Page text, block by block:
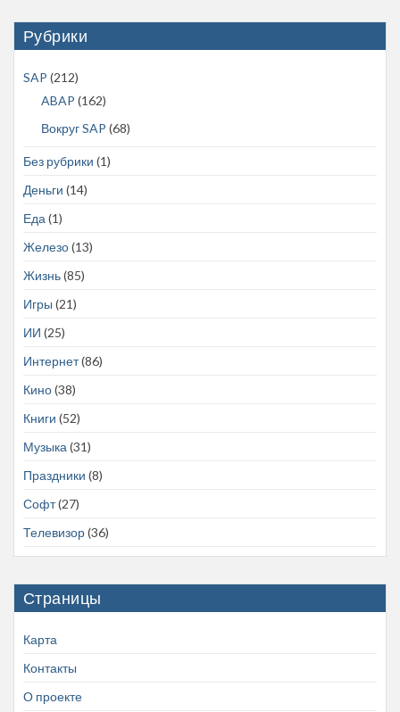
Рубрики
SAP (212)
ABAP (162)
Вокруг SAP (68)
Без рубрики (1)
Деньги (14)
Еда (1)
Железо(13)
Жизнь(85)
Игры (21)
ИИ (25)
Интернет(86)
Кино(38)
Книги (52)
Музыка (31)
Праздники (8)
Софт(27)
Телевизор(36)
Страницы
Карта
Контакты
О проекте